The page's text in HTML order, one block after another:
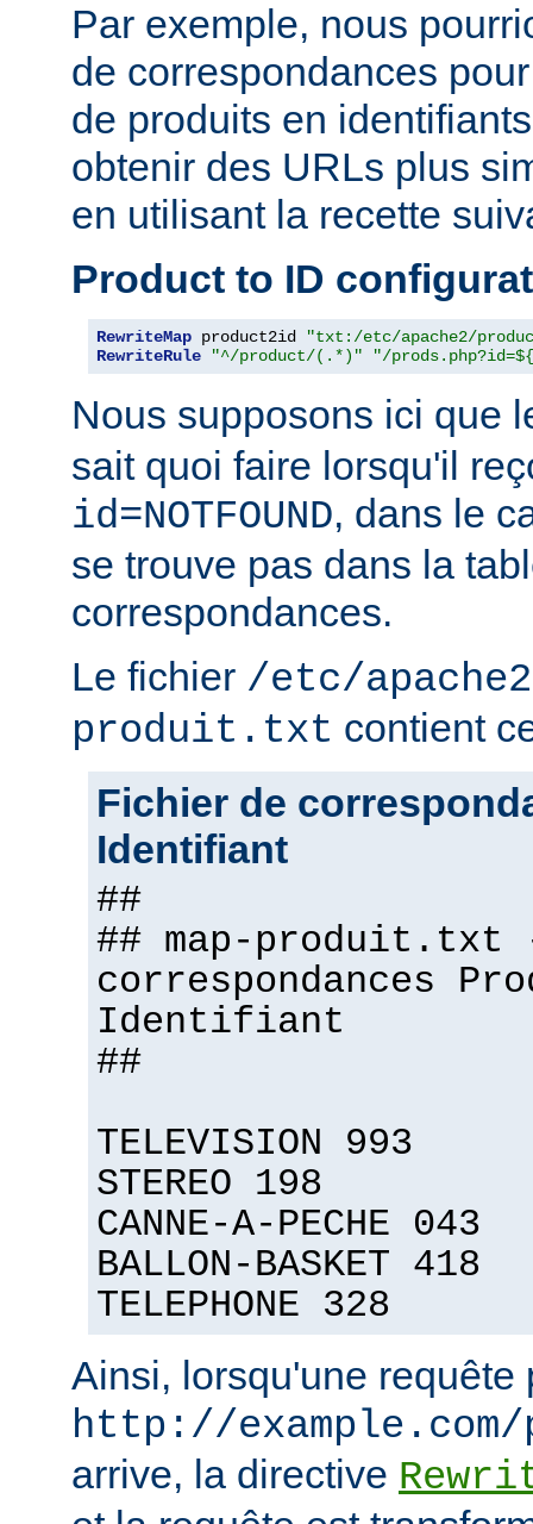
Par exemple, nous
de correspondances
de produits en
obtenir des URLs plus
en utilisant la recette
Product to ID
RewriteMap product2id
"txt:/etc/apache2/
RewriteRule
"^/product/(.*)" "/
Nous supposons ici que
sait quoi faire lorsqu'il
id=NOTFOUND, dans le
se trouve pas dans la
correspondances.
Le fichier /etc/
produit.txt contient
Fichier de
Identifiant
##
## map-
correspondances
Identifiant
##
TELEVISION 993
STEREO 198
CANNE-A-PECHE 043
BALLON-BASKET 418
TELEPHONE 328
Ainsi, lorsqu'une requête
http://example.com/
arrive, la directive